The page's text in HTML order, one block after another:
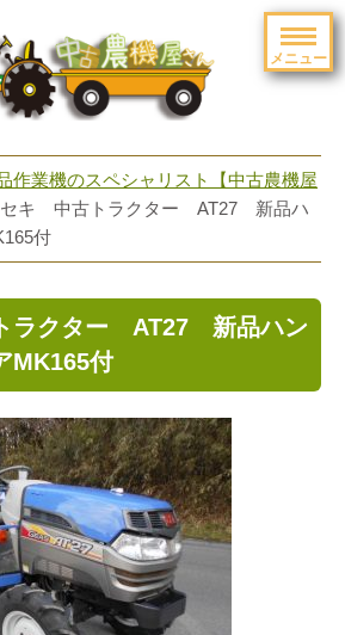
メニュー
作業機のスペシャリスト【中古農機屋
キ 中古トラクター AT27 新品ハ
付
ラクター AT27 新品ハン
MK165付